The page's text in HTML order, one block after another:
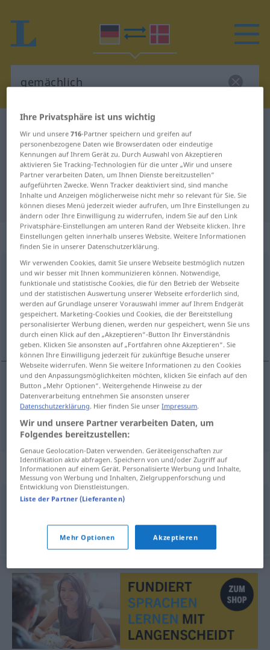
Deutsch-Dänisch Übersetzung für
"gemächlich"
"gemächlich" Dänisch Übersetzung
„gemächlich“
gemächlich
Übersicht aller Übersetzungen
(Für mehr Details die Übersetzung anklicken/antippen)
langsom, magelig, bekvem
langsom gemächlich
magelig,bekvem gemächlich
Synonyme für "gemächlich"
© OpenThesaurus.de
Ihre Privatsphäre ist uns wichtig
Wir und unsere716-Partner speichern und greifen auf
personenbezogene Daten wie Browserdaten oder eindeutige
Kennungen auf Ihrem Gerät zu. Durch Auswahl von Akzeptieren
aktivieren Sie Tracking-Technologien für die unter „Wir und unsere
Partner verarbeiten Daten, um Ihnen Dienste bereitzustellen“
aufgeführten Zwecke. Wenn Tracker deaktiviert sind, sind manche
Inhalte und Anzeigen möglicherweise nicht mehr so relevant für Sie. Sie
können dieses Menü jederzeit wieder aufrufen, um Ihre Einstellungen zu
ändern oder Ihre Einwilligung zu widerrufen, indem Sie auf den Link
Privatsphäre-Einstellungen am unteren Rand der Webseite klicken. Ihre
Einstellungen gelten innerhalb unseres Website. Weitere Informationen
finden Sie in unserer Datenschutzerklärung.
Wir verwenden Cookies, damit Sie unsere Webseite bestmöglich nutzen
und wir besser mit Ihnen kommunizieren können. Notwendige,
funktionale und statistische Cookies, die für den Betrieb der Webseite
und der statistischen Auswertung unserer Webseite erforderlich sind,
werden auf Grundlage unserer Vorauswahl immer auf Ihrem Endgerät
gespeichert. Marketing-Cookies und Cookies, die der Bereitstellung
personalisierter Werbung dienen, werden nur gespeichert, wenn Sie uns
durch einen Klick auf den „Akzeptieren“-Button Ihr Einverständnis
geben. Klicken Sie ansonsten auf „Fortfahren ohne Akzeptieren“. Sie
können Ihre Einwilligung jederzeit für zukünftige Besuche unserer
Webseite widerrufen. Wenn Sie weitere Informationen zu den Cookies
und den Anpassungsmöglichkeiten möchten, klicken Sie einfach auf den
Button „Mehr Optionen“. Weitergehende Hinweise zu der
Datenverarbeitung entnehmen Sie ansonsten unserer
Datenschutzerklärung. Hier finden Sie unserImpressum.
Wir und unsere Partner verarbeiten Daten, um
Folgendes bereitzustellen:
Genaue Geolocation-Daten verwenden. Geräteeigenschaften zur
Identifikation aktiv abfragen. Speichern von und/oder Zugriff auf
Informationen auf einem Gerät. Personalisierte Werbung und Inhalte,
Messung von Werbung und Inhalten, Zielgruppenforschung und
Entwicklung von Dienstleistungen.
Liste der Partner (Lieferanten)
Mehr Optionen Akzeptieren